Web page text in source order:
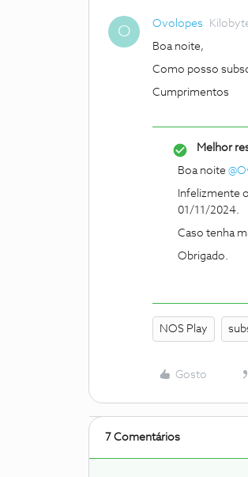
O Ovolopes
Boa noite,
Como posso
Cumprimentos
Melhor
Boa noite ​
Infelizmente
01/11/2024.
Caso tenha
Obrigado.
NOS Play
Gosto
7 Comentários